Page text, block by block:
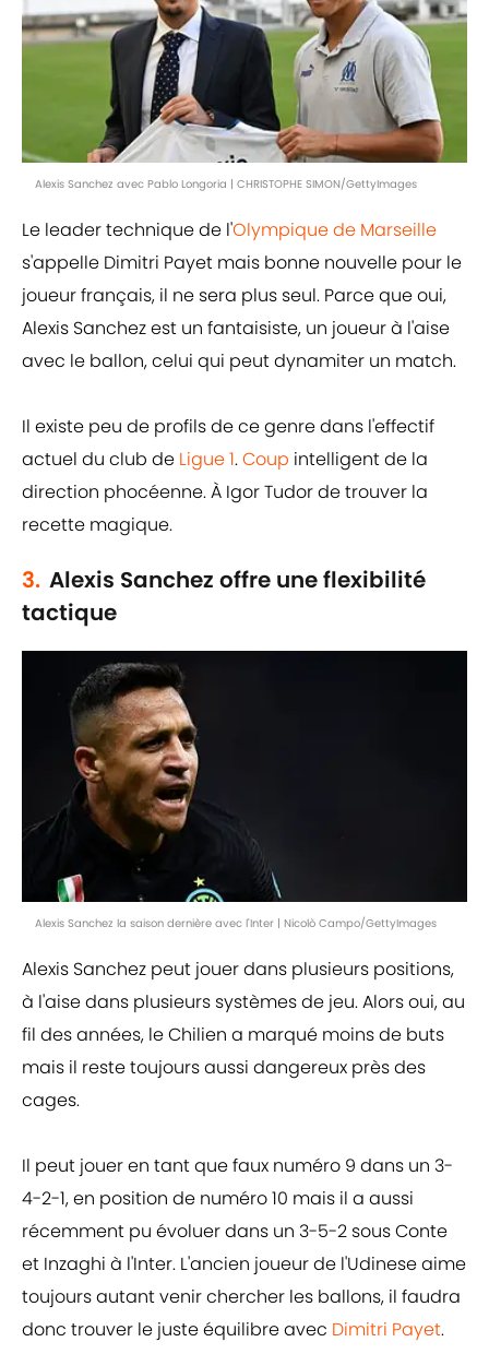
Alexis Sanchez avec Pablo Longoria | CHRISTOPHE SIMON/GettyImages
Le leader technique de l'Olympique de Marseille
s'appelle Dimitri Payet mais bonne nouvelle pour le
joueur français, il ne sera plus seul. Parce que oui,
Alexis Sanchez est un fantaisiste, un joueur à l'aise
avec le ballon, celui qui peut dynamiter un match.
Il existe peu de profils de ce genre dans l'effectif
actuel du club de Ligue 1.Coup intelligent de la
direction phocéenne. À Igor Tudor de trouver la
recette magique.
3. Alexis Sanchez offre une flexibilité
tactique
Alexis Sanchez la saison dernière avec l'Inter | Nicolò Campo/GettyImages
Alexis Sanchez peut jouer dans plusieurs positions,
à l'aise dans plusieurs systèmes de jeu. Alors oui, au
fil des années, le Chilien a marqué moins de buts
mais il reste toujours aussi dangereux près des
cages.
Il peut jouer en tant que faux numéro 9 dans un 3-
4-2-1, en position de numéro 10 mais il a aussi
récemment pu évoluer dans un 3-5-2 sous Conte
et Inzaghi à l'Inter. L'ancien joueur de l'Udinese aime
toujours autant venir chercher les ballons, il faudra
donc trouver le juste équilibre avec Dimitri Payet.